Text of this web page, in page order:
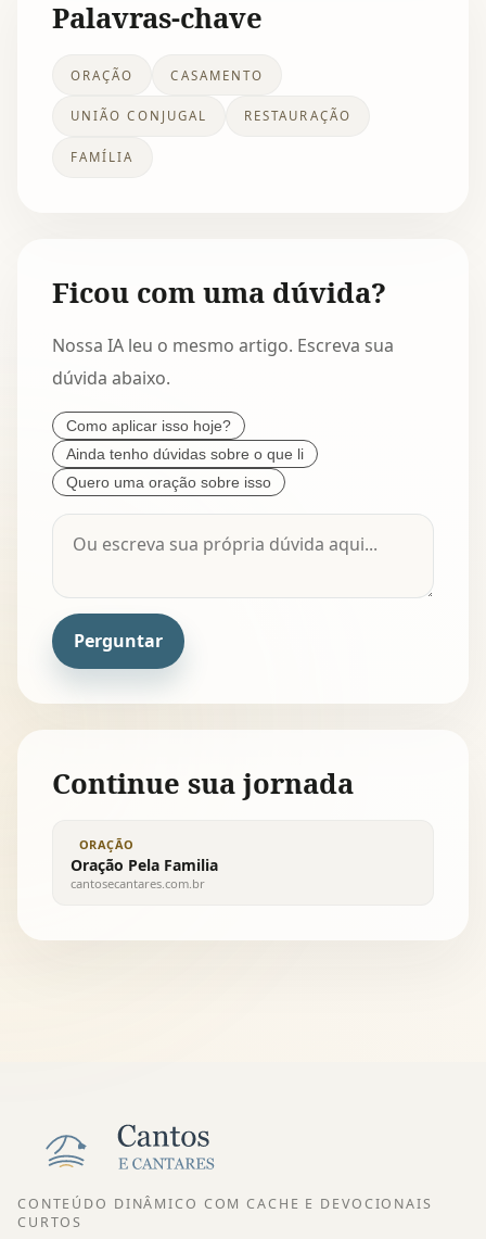
Palavras-chave
ORAÇÃO CASAMENTO
UNIÃO CONJUGAL RESTAURAÇÃO
FAMÍLIA
Ficou com uma dúvida?
Nossa IA leu o mesmo artigo. Escreva sua
dúvida abaixo.
Como aplicar isso hoje?
Ainda tenho dúvidas sobre o que li
Quero uma oração sobre isso
Perguntar
Continue sua jornada
ORAÇÃO
Oração Pela Familia
cantosecantares.com.br
CONTEÚDO DINÂMICO COM CACHE E DEVOCIONAIS
CURTOS